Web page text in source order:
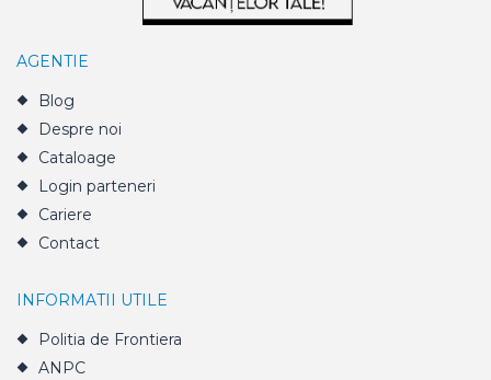
AGENTIE
Blog
Despre noi
Cataloage
Login parteneri
Cariere
Contact
INFORMATII UTILE
Politia de Frontiera
ANPC